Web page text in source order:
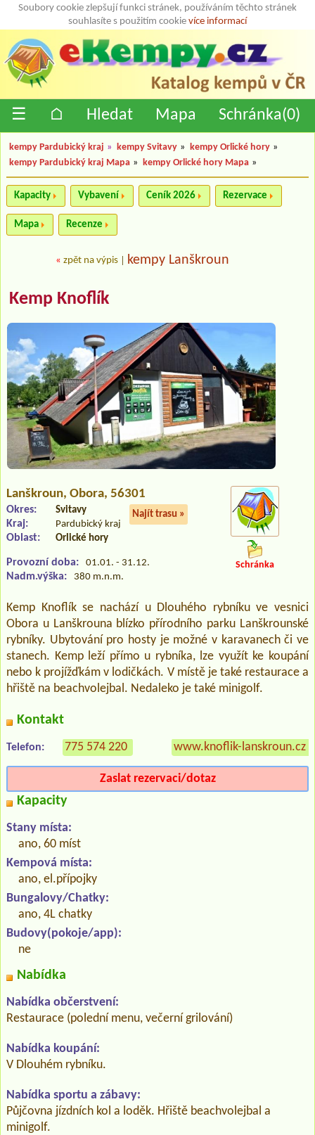
Soubory cookie zlepšují funkci stránek, používáním těchto stránek
souhlasíte s použitím cookie více informací
☰ ⌂ Hledat Mapa Schránka(0)
kempy Pardubický kraj » kempy Svitavy » kempy Orlické hory »
kempy Pardubický kraj Mapa » kempy Orlické hory Mapa »
Kapacity Vybavení Ceník 2026 Rezervace
Mapa Recenze
« zpět na výpis kempy Lanškroun
Kemp Knoflík
Lanškroun, Obora, 56301
Najít trasu »
Okres: Svitavy
Kraj: Pardubický kraj
Oblast: Orlické hory
Provozní doba: 01.01. - 31.12.
Nadm.výška: 380 m.n.m.
Schránka
Kemp Knoflík se nachází u Dlouhého rybníku ve vesnici
Obora u Lanškrouna blízko přírodního parku Lanškrounské
rybníky. Ubytování pro hosty je možné v karavanech či ve
stanech. Kemp leží přímo u rybníka, lze využít ke koupání
nebo k projížďkám v lodičkách. V místě je také restaurace a
hřiště na beachvolejbal. Nedaleko je také minigolf.
Kontakt
Telefon: 775 574 220 www.knoflik-lanskroun.cz
Zaslat rezervaci/dotaz
Kapacity
Stany místa:
ano, 60 míst
Kempová místa:
ano, el.přípojky
Bungalovy/Chatky:
ano, 4L chatky
Budovy(pokoje/app):
ne
Nabídka
Nabídka občerstvení:
Restaurace (polední menu, večerní grilování)
Nabídka koupání:
V Dlouhém rybníku.
Nabídka sportu a zábavy:
Půjčovna jízdních kol a loděk. Hřiště beachvolejbal a
minigolf.